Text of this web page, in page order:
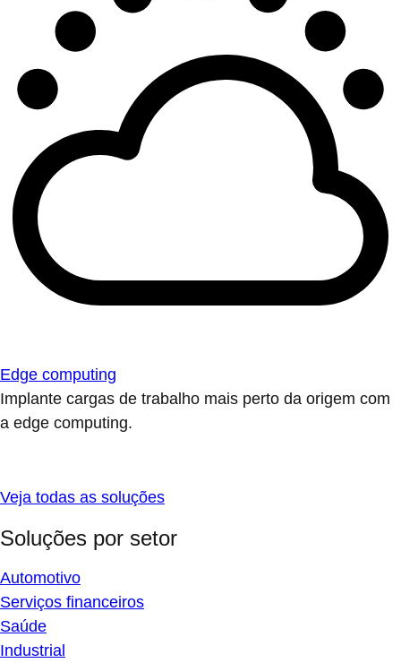
Edge computing
Implante cargas de trabalho mais perto da origem com
a edge computing.
Veja todas as soluções
Soluções por setor
Automotivo
Serviços financeiros
Saúde
Industrial